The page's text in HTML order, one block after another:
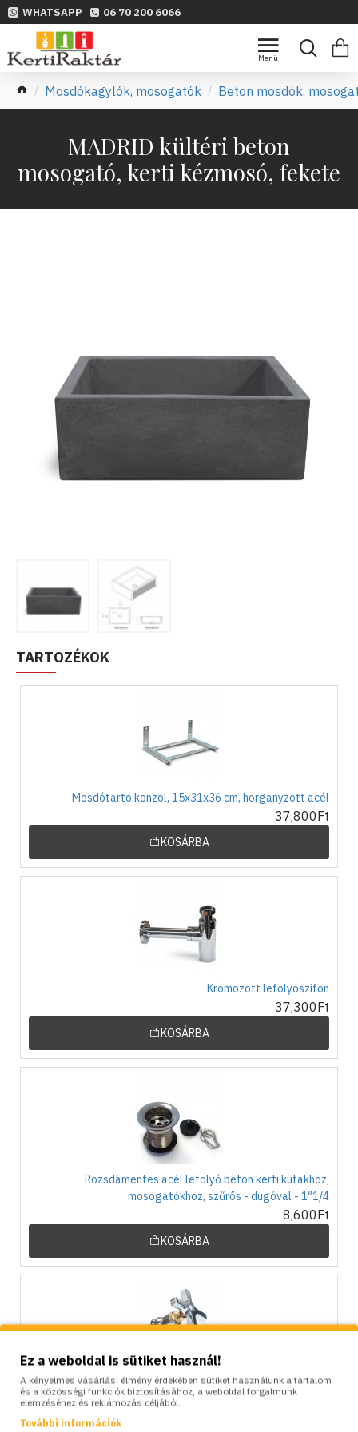
WHATSAPP 06 70 200 6066
Mosdókagylók, mosogatók Beton mosdók,
MADRID kültéri beton
mosogató, kerti kézmosó, fekete
TARTOZÉKOK
Mosdótartó konzol, 15x31x36 cm, horganyzott acél
37,800Ft
KOSÁRBA
Krómozott lefolyószifon
37,300Ft
KOSÁRBA
Rozsdamentes acél lefolyó beton kerti kutakhoz,
mosogatókhoz, szűrős - dugóval - 1″1/4
8,600Ft
KOSÁRBA
Krómozott réz csaptelep 1/2″, KAM
Ez a weboldal is sütiket használ!
A kényelmes vásárlási élmény érdekében sütiket használunk a tartalom
és a közösségi funkciók biztosításához, a weboldal forgalmunk
elemzéséhez és reklámozás céljából.
További információk